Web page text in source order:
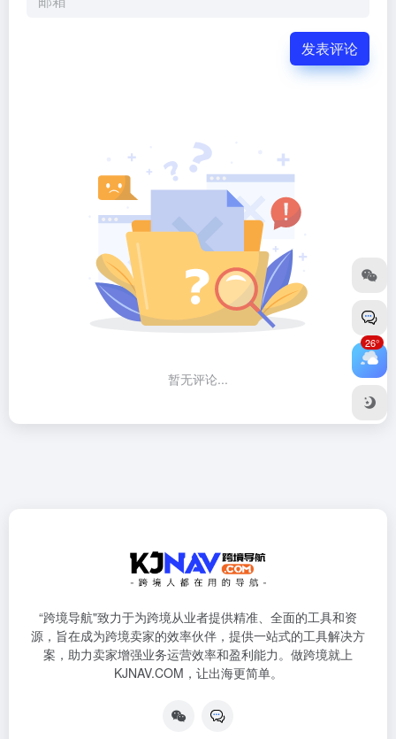
发表评论
暂无评论...
“跨境导航"致力于为跨境从业者提供精准、全面的工具和资
源，旨在成为跨境卖家的效率伙伴，提供一站式的工具解决方
案，助力卖家增强业务运营效率和盈利能力。做跨境就上
KJNAV.COM，让出海更简单。
26°